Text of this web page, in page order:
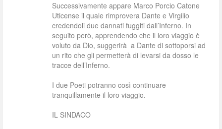
Successivamente appare Marco Porcio Catone
Uticense il quale rimprovera Dante e Virgilio
credendoli due dannati fuggiti dall’Inferno. In
seguito però, apprendendo che il loro viaggio è
voluto da Dio, suggerirà a Dante di sottoporsi ad
un rito che gli permetterà di levarsi da dosso le
tracce dell’Inferno.
I due Poeti potranno così continuare
tranquillamente il loro viaggio.
IL SINDACO